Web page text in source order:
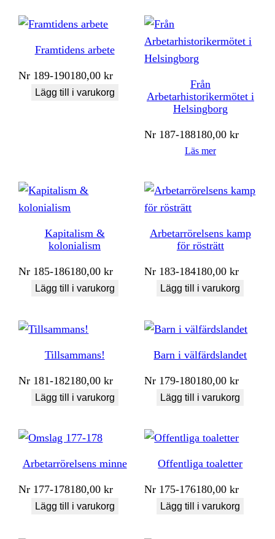
Framtidens arbete
Nr 189-190180,00kr
Lägg till i varukorg
Från
Arbetarhistorikermötet i
Helsingborg
Nr 187-188180,00kr
Läs mer
Kapitalism &
kolonialism
Nr 185-186180,00kr
Lägg till i varukorg
Arbetarrörelsens kamp
för rösträtt
Nr 183-184180,00kr
Lägg till i varukorg
Tillsammans!
Nr 181-182180,00kr
Lägg till i varukorg
Barn i välfärdslandet
Nr 179-180180,00kr
Lägg till i varukorg
Arbetarrörelsens minne
Nr 177-178180,00kr
Lägg till i varukorg
Offentliga toaletter
Nr 175-176180,00kr
Lägg till i varukorg